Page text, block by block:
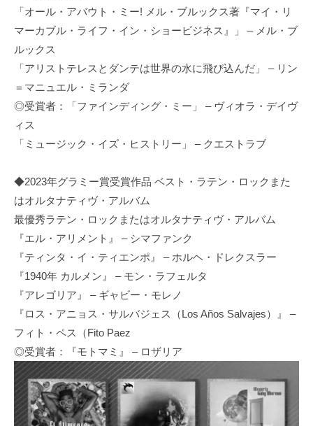
「オール・アバウト・ミー! メル・ブルックス著『マイ・リ
マーカブル・ライフ・イン・ショービジネス』」 – メル・ブ
ルックス
「アリストテレスとダンテは世界の水に飛び込んだ」 – リン
＝マニュエル・ミランダ
◎受賞者：「ファインディング・ミー」 – ヴィオラ・デイヴ
ィス
「ミュージック・イズ・ヒストリー」 – クエストラブ
◆2023年グラミー賞受賞作品 ベスト・ラテン・ロックまた
はオルタナティヴ・アルバム
最優秀ラテン・ロックまたはオルタナティヴ・アルバム
『エル・アリメント』 – シマファンク
『ティンタ・イ・ティエンポ』 – ホルヘ・ドレクスラー
『1940年 カルメン』 – モン・ラフェルタ
『アレゴリア』 – ギャビー・モレノ
『ロス・アニョス・サルバジェス（Los Años Salvajes）』 –
フィト・ペス（Fito Paez
◎受賞者：『モトマミ』 – ロザリア